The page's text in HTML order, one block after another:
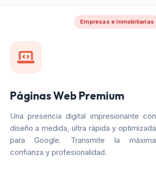
Empresas e Inmobiliarias
Páginas Web Premium
Una presencia digital impresionante con
diseño a medida, ultra rápida y optimizada
para Google. Transmite la máxima
confianza y profesionalidad.